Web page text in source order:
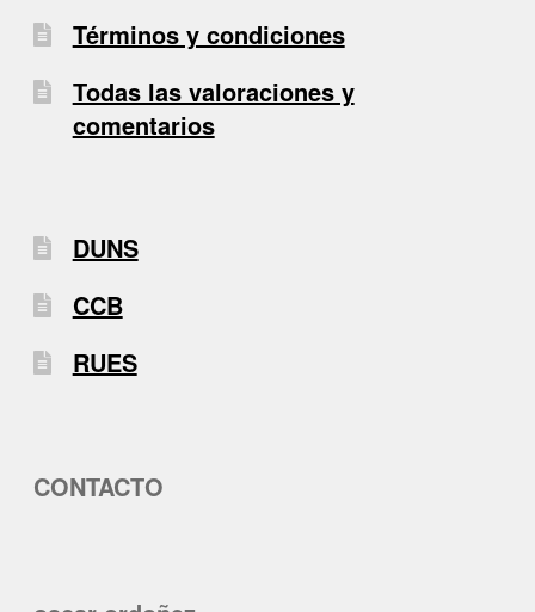
Términos y condiciones
Todas las valoraciones y
comentarios
DUNS
CCB
RUES
CONTACTO